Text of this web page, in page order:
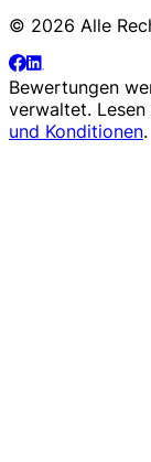
© 2026 Alle
Bewertungen
verwaltet. Lesen
und Konditionen.